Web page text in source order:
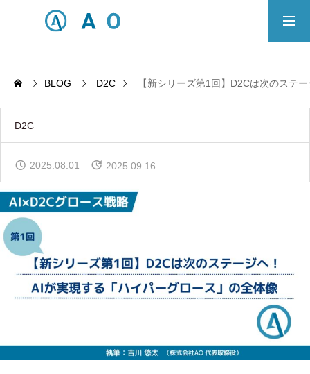
ECサイト制作対応エリア
Principle
SERVICE
事業概要
COMPANY
会社概要
制作実績
BLOG D2C 【新シリーズ第1回】D2Cは次のステ
D2C
2025.08.01 2025.09.16